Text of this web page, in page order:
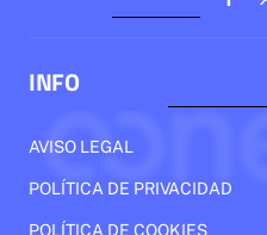
INFO
AVISO LEGAL
POLÍTICA DE PRIVACIDAD
POLÍTICA DE COOKIES